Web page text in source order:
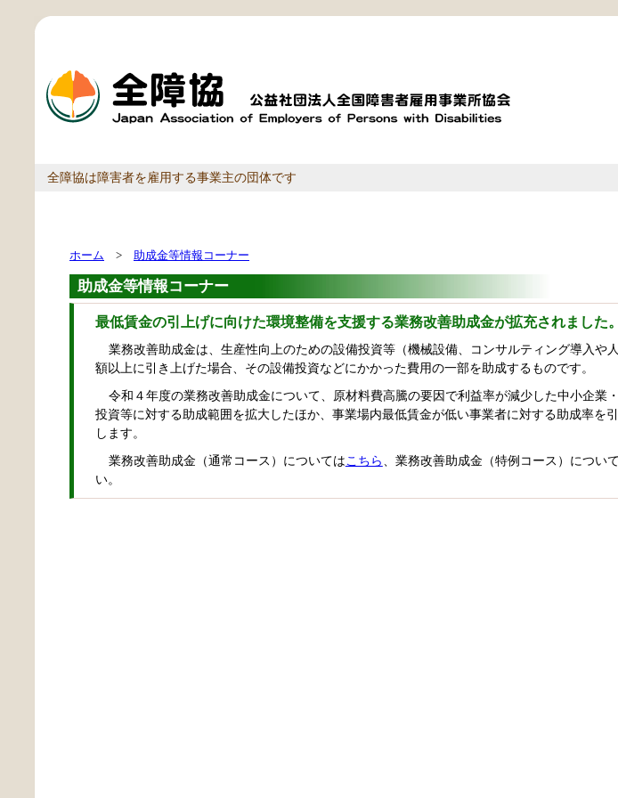
全障協は障害者を雇用する事業主の団体です
ホーム > 助成金等情報コーナー
助成金等情報コーナー
最低賃金の引上げに向けた環境整備を支援する業務改善助成金が拡充されました。
業務改善助成金は、生産性向上のための設備投資等（機械設備、コンサルティング導入や
額以上に引き上げた場合、その設備投資などにかかった費用の一部を助成するものです。
令和４年度の業務改善助成金について、原材料費高騰の要因で利益率が減少した中小企業
投資等に対する助成範囲を拡大したほか、事業場内最低賃金が低い事業者に対する助成率を
します。
業務改善助成金（通常コース）についてはこちら 、業務改善助成金（特例コース）につい
い。